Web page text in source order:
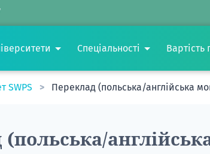
Спеціальності Вартість
SWPS Переклад (польська/англійська